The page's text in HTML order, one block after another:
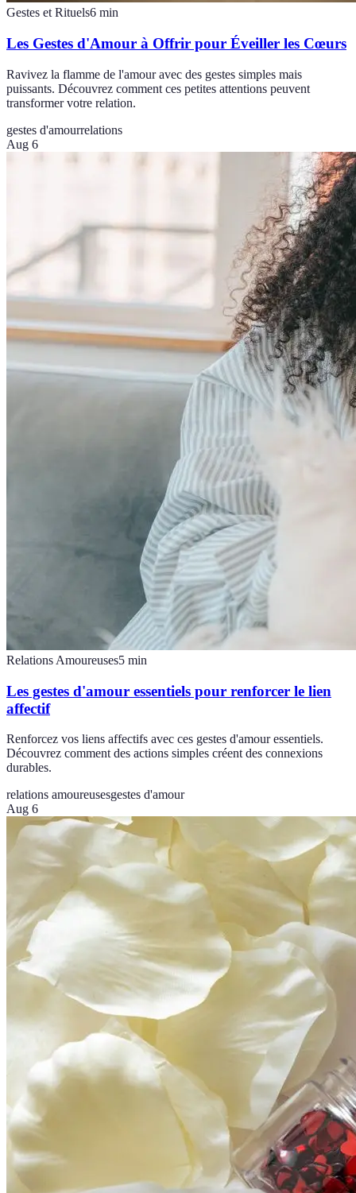
Gestes et Rituels6 min
Les Gestes d'Amour à Offrir pour Éveiller les Cœurs
Ravivez la flamme de l'amour avec des gestes simples mais
puissants. Découvrez comment ces petites attentions peuvent
transformer votre relation.
gestes d'amourrelations
Aug 6
Relations Amoureuses5 min
Les gestes d'amour essentiels pour renforcer le lien
affectif
Renforcez vos liens affectifs avec ces gestes d'amour essentiels.
Découvrez comment des actions simples créent des connexions
durables.
relations amoureusesgestes d'amour
Aug 6